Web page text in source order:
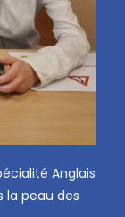
Anglais
la peau des